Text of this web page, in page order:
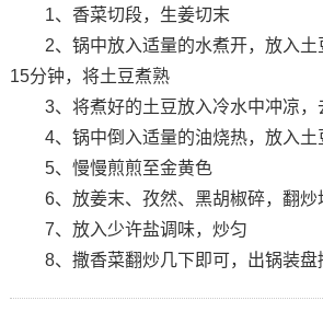
1、香菜切段，生姜切末
2、锅中放入适量的水煮开，放入
15分钟，将土豆煮熟
3、将煮好的土豆放入冷水中冲凉，
4、锅中倒入适量的油烧热，放入土
5、慢慢煎煎至金黄色
6、放姜末、孜然、黑胡椒碎，翻炒
7、放入少许盐调味，炒匀
8、撒香菜翻炒几下即可，出锅装盘